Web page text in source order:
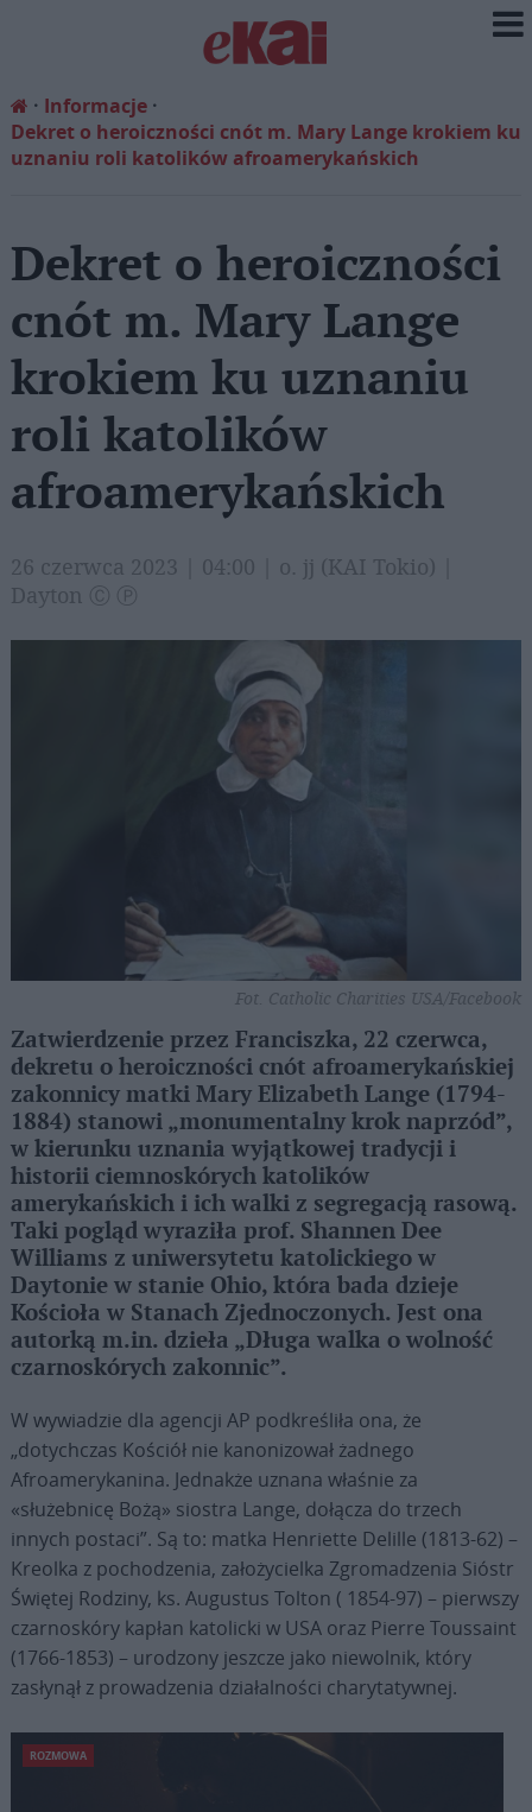
Informacje
Dekret o heroiczności cnót m. Mary Lange krokiem ku
uznaniu roli katolików afroamerykańskich
Dekret o heroiczności
cnót m. Mary Lange
krokiem ku uznaniu
roli katolików
afroamerykańskich
26 czerwca 2023 | 04:00 | o. jj (KAI Tokio) |
Dayton Ⓒ Ⓟ
Fot. Catholic Charities USA/Facebook
Zatwierdzenie przez Franciszka, 22 czerwca,
dekretu o heroiczności cnót afroamerykańskiej
zakonnicy matki Mary Elizabeth Lange (1794-
1884) stanowi „monumentalny krok naprzód”,
w kierunku uznania wyjątkowej tradycji i
historii ciemnoskórych katolików
amerykańskich i ich walki z segregacją rasową.
Taki pogląd wyraziła prof. Shannen Dee
Williams z uniwersytetu katolickiego w
Daytonie w stanie Ohio, która bada dzieje
Kościoła w Stanach Zjednoczonych. Jest ona
autorką m.in. dzieła „Długa walka o wolność
czarnoskórych zakonnic”.
W wywiadzie dla agencji AP podkreśliła ona, że
„dotychczas Kościół nie kanonizował żadnego
Afroamerykanina. Jednakże uznana właśnie za
«służebnicę Bożą» siostra Lange, dołącza do trzech
innych postaci”. Są to: matka Henriette Delille (1813-62) –
Kreolka z pochodzenia, założycielka Zgromadzenia Sióstr
Świętej Rodziny, ks. Augustus Tolton ( 1854-97) – pierwszy
czarnoskóry kapłan katolicki w USA oraz Pierre Toussaint
(1766-1853) – urodzony jeszcze jako niewolnik, który
zasłynął z prowadzenia działalności charytatywnej.
ROZMOWA